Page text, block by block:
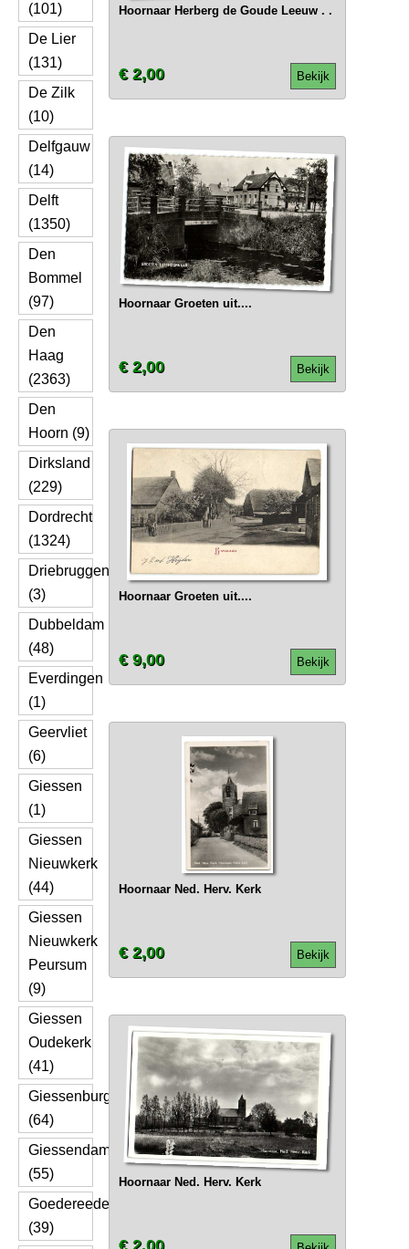
(101)
De Lier
(131)
De Zilk
(10)
Delfgauw
(14)
Delft
(1350)
Den
Bommel
(97)
Den
Haag
(2363)
Den
Hoorn (9)
Dirksland
(229)
Dordrecht
(1324)
Driebruggen
(3)
Dubbeldam
(48)
Everdingen
(1)
Geervliet
(6)
Giessen
(1)
Giessen
Nieuwkerk
(44)
Giessen
Nieuwkerk
Peursum
(9)
Giessen
Oudekerk
(41)
Giessenburg
(64)
Giessendam
(55)
Goedereede
(39)
Hoornaar Herberg de Goude Leeuw . .
Bekijk
€ 2,00
Hoornaar Groeten uit....
Bekijk
€ 2,00
Hoornaar Groeten uit....
Bekijk
€ 9,00
Hoornaar Ned. Herv. Kerk
Bekijk
€ 2,00
Hoornaar Ned. Herv. Kerk
€ 2,00